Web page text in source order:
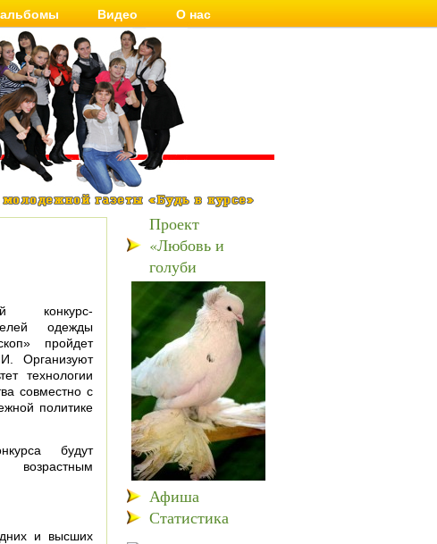
Видео О нас
конкурс-
одежды
пройдет
Организуют
технологии
совместно с
политике
будут
и высших
Проект
«Любовь и
голуби
Афиша
Статистика